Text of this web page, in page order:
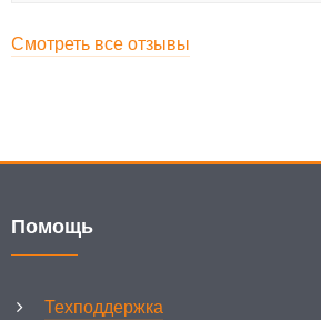
Смотреть все отзывы
Помощь
Техподдержка